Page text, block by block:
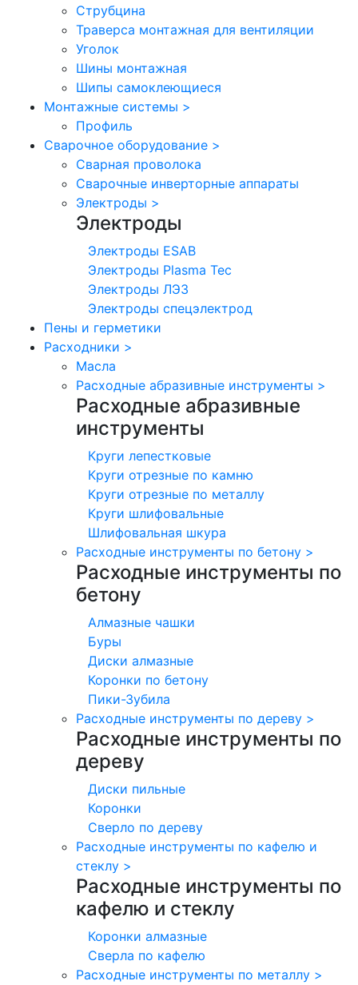
Струбцина
Траверса монтажная для вентиляции
Уголок
Шины монтажная
Шипы самоклеющиеся
Монтажные системы >
Профиль
Сварочное оборудование >
Сварная проволока
Сварочные инверторные аппараты
Электроды >
Электроды
Электроды ESAB
Электроды Plasma Tec
Электроды ЛЭЗ
Электроды спецэлектрод
Пены и герметики
Расходники >
Масла
Расходные абразивные инструменты >
Расходные абразивные
инструменты
Круги лепестковые
Круги отрезные по камню
Круги отрезные по металлу
Круги шлифовальные
Шлифовальная шкура
Расходные инструменты по бетону >
Расходные инструменты по
бетону
Алмазные чашки
Буры
Диски алмазные
Коронки по бетону
Пики-Зубила
Расходные инструменты по дереву >
Расходные инструменты по
дереву
Диски пильные
Коронки
Сверло по дереву
Расходные инструменты по кафелю и
стеклу >
Расходные инструменты по
кафелю и стеклу
Коронки алмазные
Сверла по кафелю
Расходные инструменты по металлу >